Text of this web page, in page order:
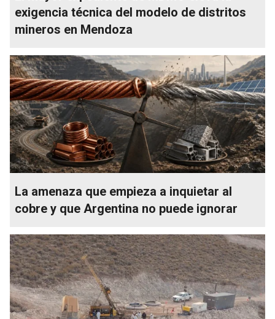
exigencia técnica del modelo de distritos
mineros en Mendoza
La amenaza que empieza a inquietar al
cobre y que Argentina no puede ignorar